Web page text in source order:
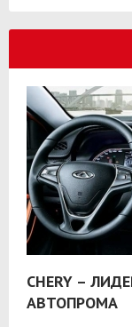
CHERY –
АВТОПРОМА